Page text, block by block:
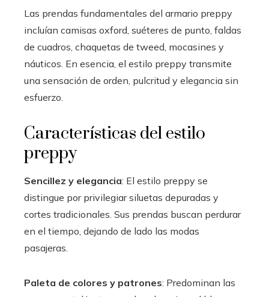
Las prendas fundamentales del armario preppy
incluían camisas oxford, suéteres de punto, faldas
de cuadros, chaquetas de tweed, mocasines y
náuticos. En esencia, el estilo preppy transmite
una sensación de orden, pulcritud y elegancia sin
esfuerzo.
Características del estilo
preppy
Sencillez y elegancia: El estilo preppy se
distingue por privilegiar siluetas depuradas y
cortes tradicionales. Sus prendas buscan perdurar
en el tiempo, dejando de lado las modas
pasajeras.
Paleta de colores y patrones: Predominan las